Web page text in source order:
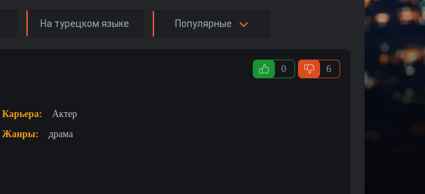
На турецком языке Популярные
0 6
Карьера:
Актер
Жанры:
драма